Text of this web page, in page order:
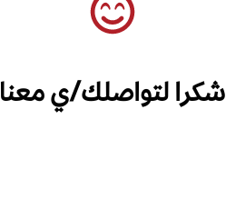
شكرا لتواصلك/ي معنا